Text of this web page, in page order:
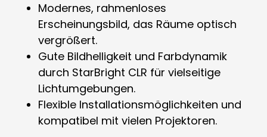
Modernes, rahmenloses
Erscheinungsbild, das Räume optisch
vergrößert.
Gute Bildhelligkeit und Farbdynamik
durch StarBright CLR für vielseitige
Lichtumgebungen.
Flexible Installationsmöglichkeiten und
kompatibel mit vielen Projektoren.